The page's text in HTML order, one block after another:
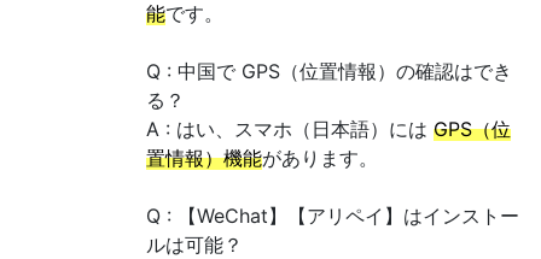
能です。
Q : 中国で GPS（位置情報）の確認はでき
る？
A : はい、スマホ（日本語）には GPS（位
置情報）機能があります。
Q : 【WeChat】【アリペイ】はインストー
ルは可能？